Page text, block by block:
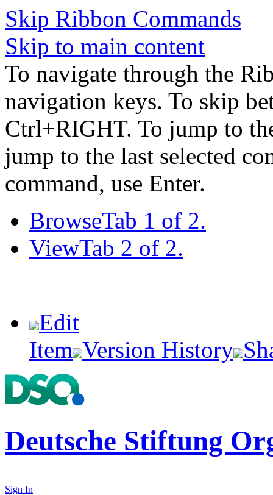
Skip Ribbon Commands
Skip to main content
To navigate through the
navigation keys. To skip
Ctrl+RIGHT. To jump to
jump to the last selected
command, use Enter.
BrowseTab 1 of 2.
ViewTab 2 of 2.
Edit
Item Version History
Deutsche Stiftung
Sign In